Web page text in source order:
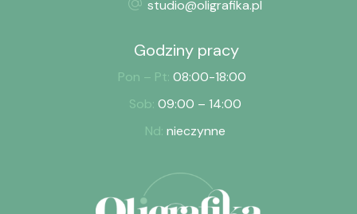
studio@oligrafika.pl
Godziny pracy
Pon – Pt: 08:00-18:00
Sob: 09:00 – 14:00
Nd: nieczynne